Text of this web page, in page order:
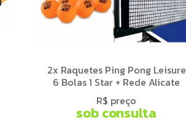
2x Raquetes Ping Pong Leisure
6 Bolas 1 Star + Rede Alicate
R$ preço
sob consulta